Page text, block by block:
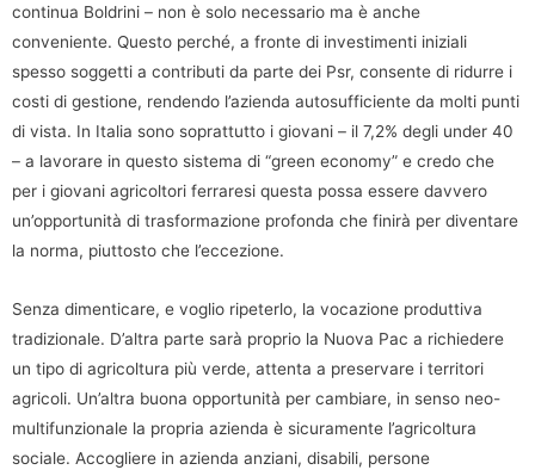
continua Boldrini – non è solo necessario ma è anche
conveniente. Questo perché, a fronte di investimenti iniziali
spesso soggetti a contributi da parte dei Psr, consente di ridurre i
costi di gestione, rendendo l’azienda autosufficiente da molti punti
di vista. In Italia sono soprattutto i giovani – il 7,2% degli under 40
– a lavorare in questo sistema di “green economy” e credo che
per i giovani agricoltori ferraresi questa possa essere davvero
un’opportunità di trasformazione profonda che finirà per diventare
la norma, piuttosto che l’eccezione.
Senza dimenticare, e voglio ripeterlo, la vocazione produttiva
tradizionale. D’altra parte sarà proprio la Nuova Pac a richiedere
un tipo di agricoltura più verde, attenta a preservare i territori
agricoli. Un’altra buona opportunità per cambiare, in senso neo-
multifunzionale la propria azienda è sicuramente l’agricoltura
sociale. Accogliere in azienda anziani, disabili, persone